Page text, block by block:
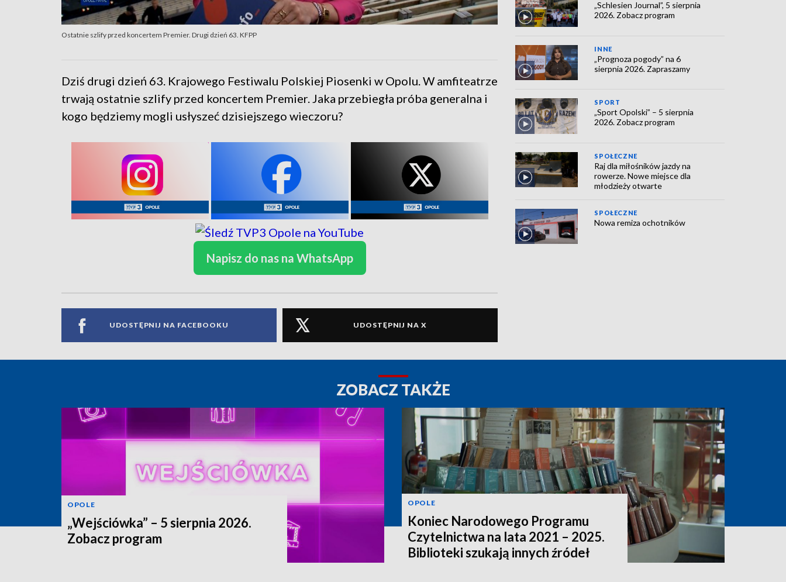
Ostatnie szlify przed koncertem Premier. Drugi dzień 63. KFPP
Dziś drugi dzień 63. Krajowego Festiwalu Polskiej Piosenki w Opolu. W amfiteatrze
trwają ostatnie szlify przed koncertem Premier. Jaka przebiegła próba generalna i
kogo będziemy mogli usłyszeć dzisiejszego wieczoru?
Napisz do nas na WhatsApp
UDOSTĘPNIJ NA FACEBOOKU UDOSTĘPNIJ NA X
„Schlesien Journal”, 5 sierpnia
2026. Zobacz program
INNE
„Prognoza pogody” na 6
sierpnia 2026. Zapraszamy
SPORT
„Sport Opolski” – 5 sierpnia
2026. Zobacz program
SPOŁECZNE
Raj dla miłośników jazdy na
rowerze. Nowe miejsce dla
młodzieży otwarte
SPOŁECZNE
Nowa remiza ochotników
ZOBACZ TAKŻE
OPOLE
„Wejściówka” – 5 sierpnia 2026.
Zobacz program
OPOLE
Koniec Narodowego Programu
Czytelnictwa na lata 2021 – 2025.
Biblioteki szukają innych źródeł